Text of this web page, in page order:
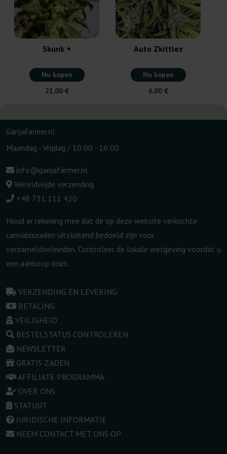
Skunk +
Nu kopen
21,00 €
Auto Zkittlez
Nu kopen
6,00 €
GanjaFarmer.nl
Maandag - Vrijdag / 10:00 - 16:00
info@ganjafarmer.nl
Wereldwijde verzending
+48 731 111 420
Houd er rekening mee dat de op deze website verkochte
cannabiszaden uitsluitend bedoeld zijn voor
verzameldoeleinden. Controleer de lokale wetgeving voordat u
een aankoop doet.
VERZENDING EN LEVERING
BETALING
VEILIGHEID
BESTELSTATUS CONTROLEREN
NEWSLETTER
GRATIS ZADEN
AFFILIATE PROGRAMMA
OVER ONS
STATUUT
JURIDISCHE INFORMATIE
NEEM CONTACT MET ONS OP